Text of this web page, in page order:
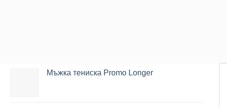
Мъжка тениска Promo Longer